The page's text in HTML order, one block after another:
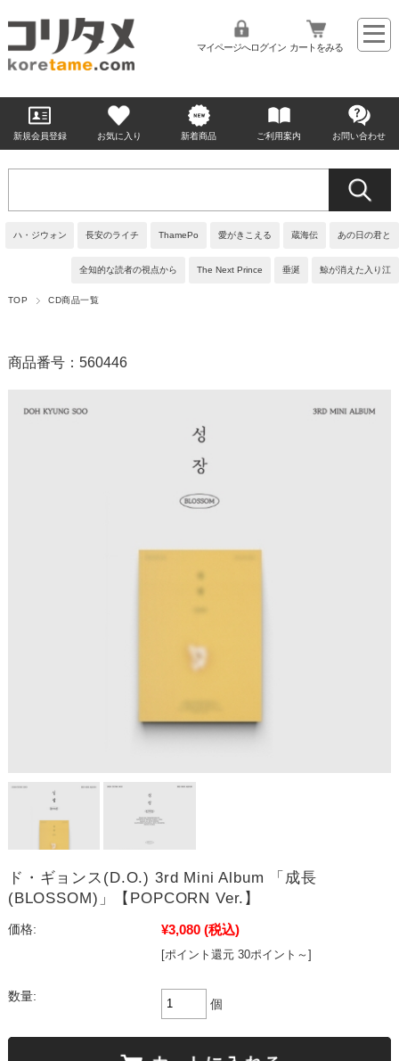
マイページへログイン カートをみる
新規会員登録 お気に入り 新着商品 ご利用案内 お問い合わせ
ハ・ジウォン 長安のライチ ThamePo 愛がきこえる 蔵海伝 あの日の君と
全知的な読者の視点から The Next Prince 垂涎 鯨が消えた入り江
TOP CD商品一覧
商品番号：560446
ド・ギョンス(D.O.) 3rd Mini Album 「成長
(BLOSSOM)」【POPCORN Ver.】
価格: ¥3,080 (税込)
[ポイント還元 30ポイント～]
数量:
個